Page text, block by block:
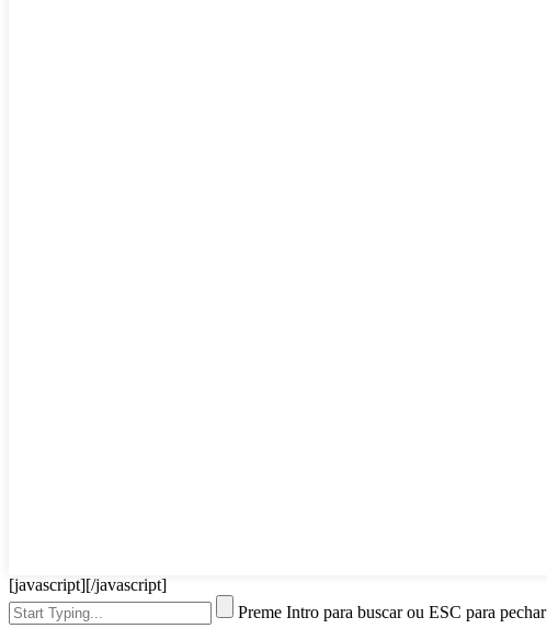
[javascript][/javascript]
Preme Intro para buscar ou ESC para pechar